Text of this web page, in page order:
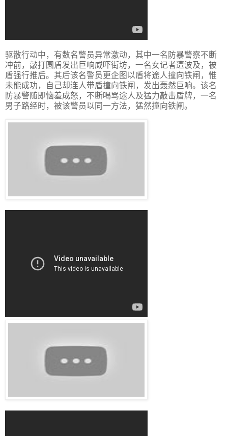
驱散行动中，有数名警员异常激动，其中一名防暴警察不断
冲前，敲打圆盾发出巨响威吓街坊，一名女记者遭波及，被
盾强行推后。其后该名警员更企图以盾将途人撞向铁闸，惟
未能成功，自己却连人带盾撞向铁闸，发出轰然巨响。该名
防暴警随即恼羞成怒，不断喝骂途人及猛力敲击盾牌，一名
男子路经时，被该警员以同一方法，猛然撞向铁闸。